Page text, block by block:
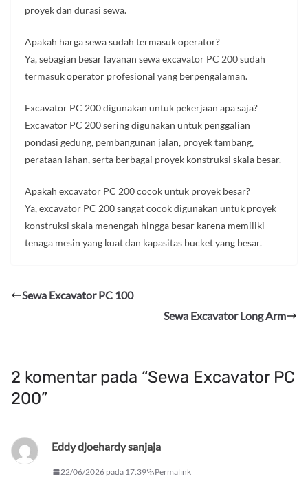
proyek dan durasi sewa.
Apakah harga sewa sudah termasuk operator?
Ya, sebagian besar layanan sewa excavator PC 200 sudah
termasuk operator profesional yang berpengalaman.
Excavator PC 200 digunakan untuk pekerjaan apa saja?
Excavator PC 200 sering digunakan untuk penggalian
pondasi gedung, pembangunan jalan, proyek tambang,
perataan lahan, serta berbagai proyek konstruksi skala besar.
Apakah excavator PC 200 cocok untuk proyek besar?
Ya, excavator PC 200 sangat cocok digunakan untuk proyek
konstruksi skala menengah hingga besar karena memiliki
tenaga mesin yang kuat dan kapasitas bucket yang besar.
Sewa Excavator PC 100
Sewa Excavator Long Arm
2 komentar pada “Sewa Excavator PC
200”
Eddy djoehardy sanjaja
22/06/2026 pada 17:39 Permalink